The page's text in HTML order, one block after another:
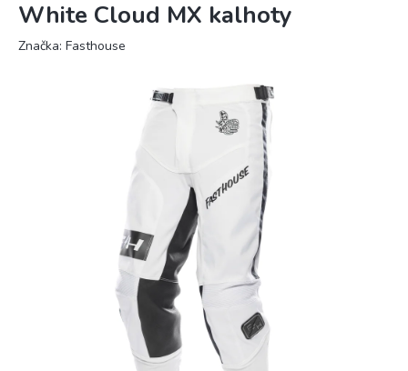
White Cloud MX kalhoty
Značka: Fasthouse